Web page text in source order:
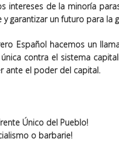
intereses de la minoría
garantizar un futuro para la
Español hacemos un
contra el sistema
ante el poder del capital.
Único del Pueblo!
o barbarie!